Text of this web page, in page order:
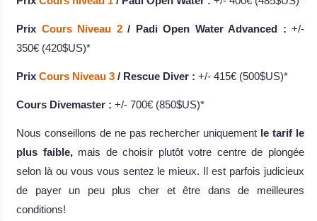
Prix Cours Niveau 2/ Padi Open Water Advanced : +/-
350€ (420$US)*
Prix Cours Niveau 3 / Rescue Diver : +/- 415€ (500$US)*
Cours Divemaster : +/- 700€ (850$US)*
Nous conseillons de ne pas rechercher uniquement le tarif le
plus faible,mais de choisir plutôt votre centre de plongée
selon là ou vous vous sentez le mieux. Il est parfois judicieux
de payer un peu plus cher et être dans de meilleures
conditions!